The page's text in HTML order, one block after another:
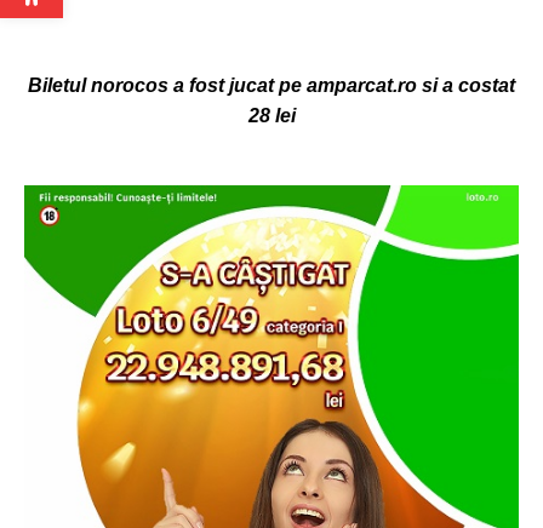
Biletul norocos a fost jucat pe amparcat.ro si a costat
28 lei